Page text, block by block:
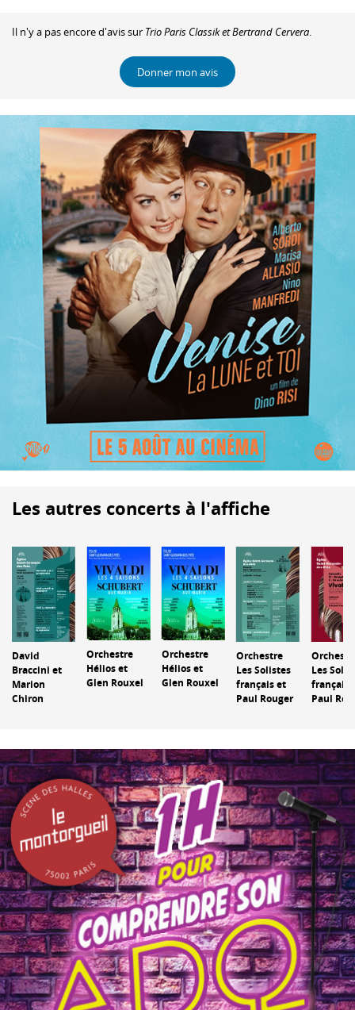
Il n'y a pas encore d'avis sur Trio Paris Classik et Bertrand Cervera.
Donner mon avis
Les autres concerts à l'affiche
David
Braccini et
Marion
Chiron
Orchestre
Hélios et
Glen Rouxel
Orchestre
Hélios et
Glen Rouxel
Orchestre
Les Solistes
français et
Paul Rouger
Les
français
Paul